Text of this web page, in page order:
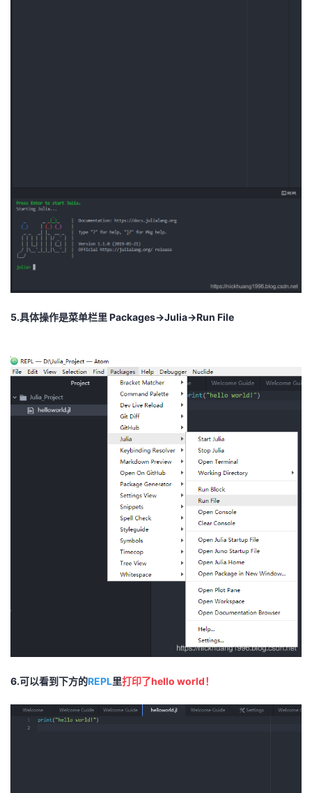
5.具体操作是菜单栏里 Packages->Julia->Run File
6.可以看到下方的REPL里打印了hello world！